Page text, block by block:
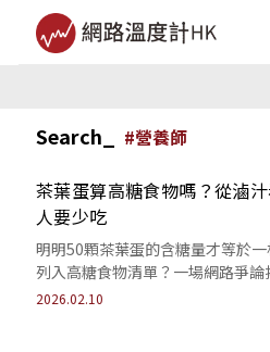
Search_ #營養師
茶葉蛋算高糖食物嗎？從滷
人要少吃
明明50顆茶葉蛋的含糖量才等於
列入高糖食物清單？一場網路爭論
2026.02.10